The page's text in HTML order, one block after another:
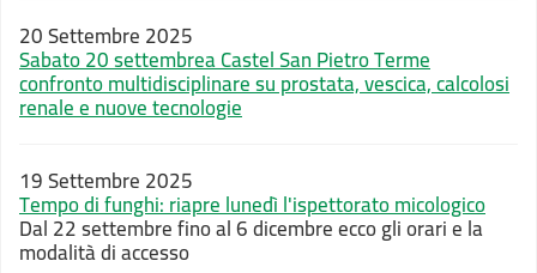
20 Settembre 2025
Sabato 20 settembrea Castel San Pietro Terme
confronto multidisciplinare su prostata, vescica, calcolosi
renale e nuove tecnologie
19 Settembre 2025
Tempo di funghi: riapre lunedì l'ispettorato micologico
Dal 22 settembre fino al 6 dicembre ecco gli orari e la
modalità di accesso